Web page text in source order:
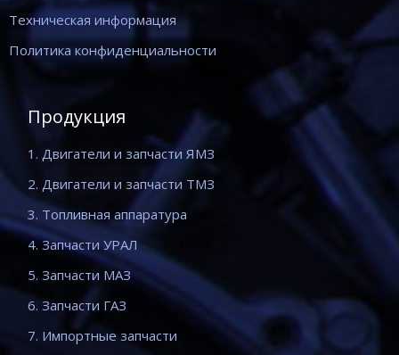
Техническая информация
Политика конфиденциальности
Продукция
1. Двигатели и запчасти ЯМЗ
2. Двигатели и запчасти ТМЗ
3. Топливная аппаратура
4. Запчасти УРАЛ
5. Запчасти МАЗ
6. Запчасти ГАЗ
7. Импортные запчасти